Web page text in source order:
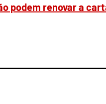
podem renovar a